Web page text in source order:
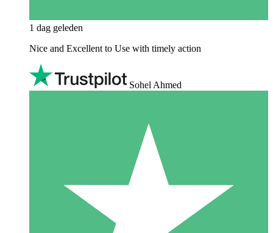
1 dag geleden
Nice and Excellent to Use with timely action
Sohel Ahmed